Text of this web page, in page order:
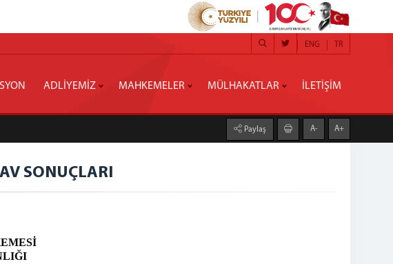
TR
ENG
ADLİYEMİZ MAHKEMELER MÜLHAKATLAR İLETİŞİM
Paylaş A- A+
SONUÇLARI